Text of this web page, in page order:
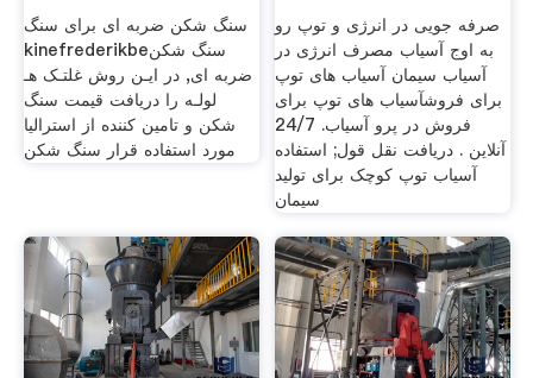
سنگ شکن ضربه ای برای سنگ
kinefrederikbeسنگ شکن
ضربه ای, در اﯾـﻦ روش ﻏﻠﺘـﮏ ﻫـ
ﻟﻮﻟـﻪ را دریافت قیمت سنگ
شکن و تامین کننده از استرالیا
مورد استفاده قرار سنگ شکن
صرفه جویی در انرژی و توپ رو
به اوج آسیاب مصرف انرژی در
آسیاب سیمان آسیاب های توپ
برای فروشآسیاب های توپ برای
فروش در پرو آسیاب. 24/7
آنلاین . دریافت نقل قول; استفاده
آسیاب توپ کوچک برای تولید
سیمان